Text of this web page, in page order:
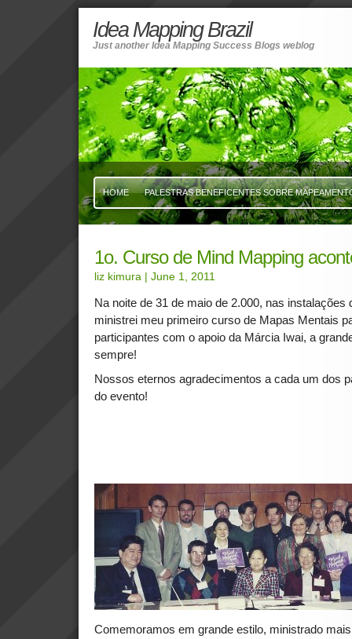
Idea Mapping Brazil
Just another Idea Mapping Success Blogs weblog
HOME PALESTRAS BENEFICENTES SOBRE
1o. Curso de Mind Mapping
liz kimura | June 1, 2011
Na noite de 31 de maio de 2.000, nas instalações
ministrei meu primeiro curso de Mapas Mentais
participantes com o apoio da Márcia Iwai, a
sempre!
Nossos eternos agradecimentos a cada um dos
do evento!
Comemoramos em grande estilo, ministrado